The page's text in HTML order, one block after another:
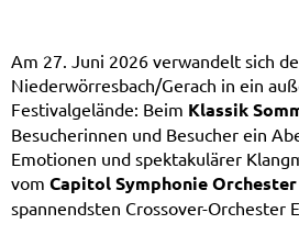
Am 27. Juni 2026 verwandelt sich
Niederwörresbach/Gerach in ein
Festivalgelände: Beim Klassik
Besucherinnen und Besucher ein
Emotionen und spektakulärer
vom Capitol Symphonie Orchester
spannendsten Crossover-Orchester